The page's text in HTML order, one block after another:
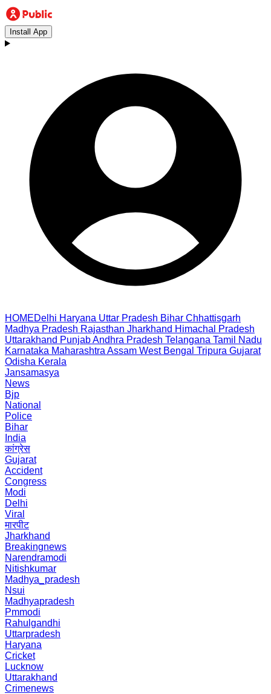
Install App
HOMEDelhi Haryana Uttar Pradesh Bihar Chhattisgarh
Madhya Pradesh Rajasthan Jharkhand Himachal Pradesh
Uttarakhand PunjabAndhra Pradesh Telangana Tamil Nadu
Karnataka Maharashtra Assam West Bengal Tripura Gujarat
Odisha Kerala
Jansamasya
News
Bjp
National
Police
Bihar
India
कांग्रेस
Gujarat
Accident
Congress
Modi
Delhi
Viral
मारपीट
Jharkhand
Breakingnews
Narendramodi
Nitishkumar
Madhya_pradesh
Nsui
Madhyapradesh
Pmmodi
Rahulgandhi
Uttarpradesh
Haryana
Cricket
Lucknow
Uttarakhand
Crimenews